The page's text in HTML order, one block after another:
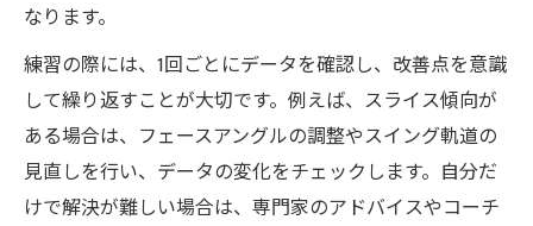
なります。
練習の際には、1回ごとにデータを確認し、改善点を意識
して繰り返すことが大切です。例えば、スライス傾向が
ある場合は、フェースアングルの調整やスイング軌道の
見直しを行い、データの変化をチェックします。自分だ
けで解決が難しい場合は、専門家のアドバイスやコーチ